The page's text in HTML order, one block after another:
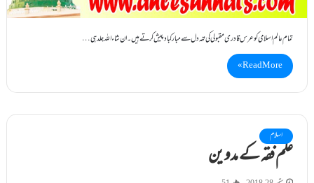
تمام عالم اسلامی کو عرس قادری مقبولی کی تہہ دل سے مبارکباد پیش کرتے ہیں۔ ان شاء اللہ جلد ہی…
Read More »
اسلام
علم فقہ کے مدوین